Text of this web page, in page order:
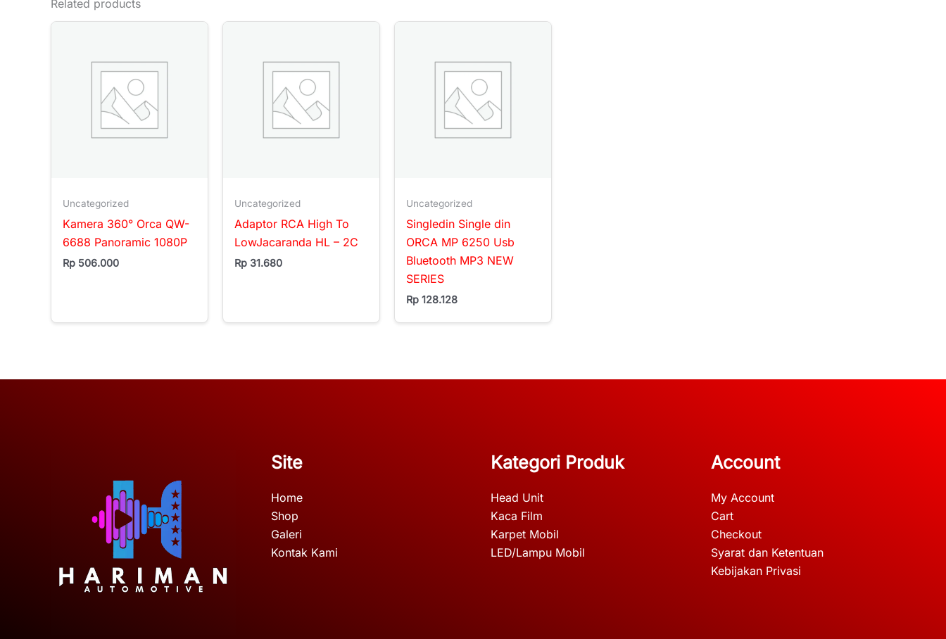
Related products
Uncategorized
Kamera 360° Orca QW-
6688 Panoramic 1080P
Rp 506.000
Uncategorized
Adaptor RCA High To
LowJacaranda HL – 2C
Rp 31.680
Uncategorized
Singledin Single din
ORCA MP 6250 Usb
Bluetooth MP3 NEW
SERIES
Rp 128.128
Site
Home
Shop
Galeri
Kontak Kami
Kategori Produk
Head Unit
Kaca Film
Karpet Mobil
LED/Lampu Mobil
Account
My Account
Cart
Checkout
Syarat dan Ketentuan
Kebijakan Privasi